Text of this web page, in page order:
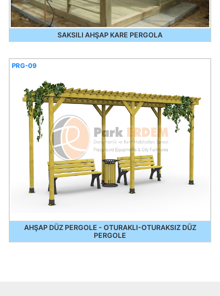
SAKSILI AHŞAP KARE PERGOLA
AHŞAP DÜZ PERGOLE - OTURAKLI-OTURAKSIZ DÜZ
PERGOLE
PRG-09